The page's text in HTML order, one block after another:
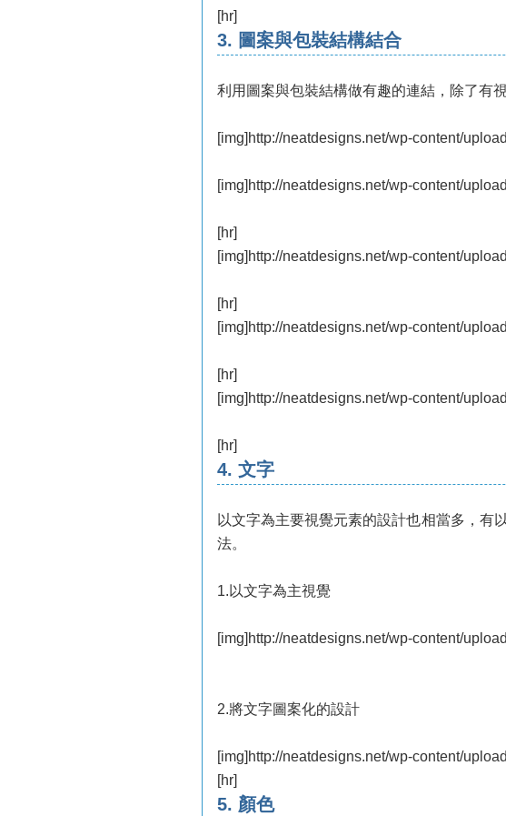
[hr]
3. 圖案與包裝結構結合
利用圖案與包裝結構做有趣的連結，除了有
[img]http://neatdesigns.net/wp-content/
[img]http://neatdesigns.net/wp-content/
[hr]
[img]http://neatdesigns.net/wp-content/
[hr]
[img]http://neatdesigns.net/wp-content/
[hr]
[img]http://neatdesigns.net/wp-content/
[hr]
4. 文字
以文字為主要視覺元素的設計也相當多，有
法。
1.以文字為主視覺
[img]http://neatdesigns.net/wp-content/
2.將文字圖案化的設計
[img]http://neatdesigns.net/wp-content/
[hr]
5. 顏色